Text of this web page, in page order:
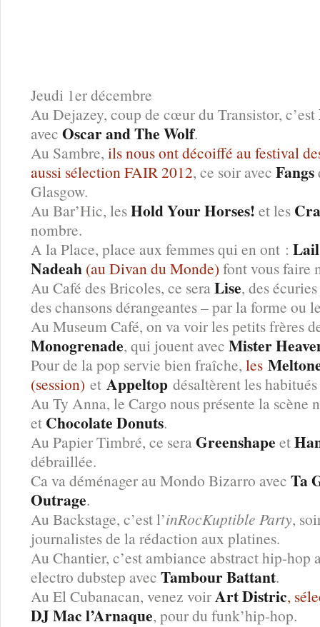
Jeudi 1er décembre
Au Dejazey, coup de cœur du Transistor, c’est
avec Oscar and The Wolf.
Au Sambre, ils nous ont décoiffé au festival
aussi sélection FAIR 2012, ce soir avec Fangs
Glasgow.
Au Bar’Hic, lesHold Your Horses! et les
nombre.
A la Place, place aux femmes qui en ont :
Nadeah (au Divan du Monde) font vous faire
Au Café des Bricoles, ce seraLise, des
des chansons dérangeantes – par la forme ou
Au Museum Café, on va voir les petits frères
Monogrenade, qui jouent avec Mister
Pour de la pop servie bien fraîche, les
(session) et Appeltop désaltèrent les
Au Ty Anna, le Cargo nous présente la scène
et Chocolate Donuts.
Au Papier Timbré, ce seraGreenshape et
débraillée.
Ca va déménager au Mondo Bizarro avec Ta
Outrage.
Au Backstage, c’est l’inRocKuptible Party,
journalistes de la rédaction aux platines.
Au Chantier, c’est ambiance abstract hip-hop
electro dubstep avec Tambour Battant.
Au El Cubanacan, venez voirArt Distric,
DJ Mac l’Arnaque, pour du funk’hip-hop.